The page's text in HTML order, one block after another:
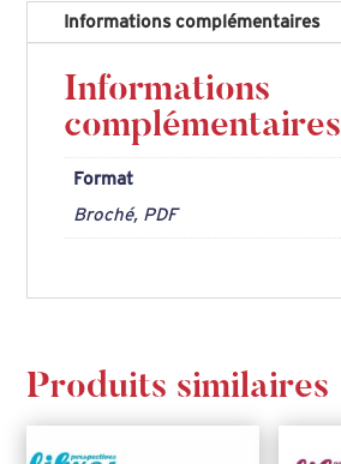
par
Nicolas
de
Pape
Informations complémentaires
Informations
complémentaires
Format
Broché, PDF
Produits similaires